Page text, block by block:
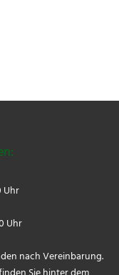
Uhr
Uhr
nach Vereinbarung.